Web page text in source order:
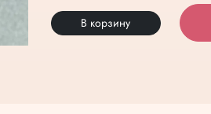
В корзину